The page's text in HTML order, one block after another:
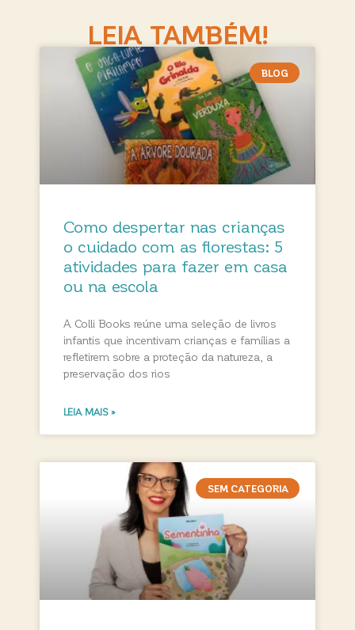
LEIA TAMBÉM!
BLOG
Como despertar nas crianças
o cuidado com as florestas: 5
atividades para fazer em casa
ou na escola
A Colli Books reúne uma seleção de livros
infantis que incentivam crianças e famílias a
refletirem sobre a proteção da natureza, a
preservação dos rios
LEIA MAIS »
SEM CATEGORIA